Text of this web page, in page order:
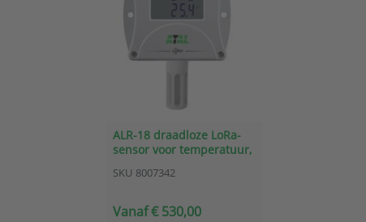
ALR-18 draadloze LoRa-
sensor voor temperatuur,
SKU 8007342
Vanaf € 530,00